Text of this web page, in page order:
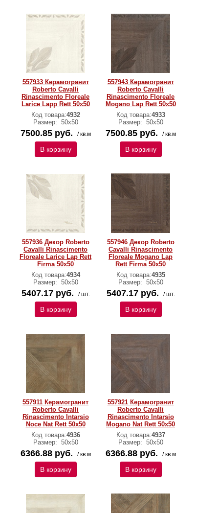
557933 Керамогранит
Roberto Cavalli
Rinascimento Floreale
Larice Lapp Rett 50x50
Код товара:4932
Размер: 50x50
7500.85 руб. / кв.м
В корзину
557943 Керамогранит
Roberto Cavalli
Rinascimento Floreale
Mogano Lаp Rett 50х50
Код товара:4933
Размер: 50x50
7500.85 руб. / кв.м
В корзину
557936 Декор Roberto
Cavalli Rinascimento
Floreale Larice Lap Rett
Firma 50x50
Код товара:4934
Размер: 50x50
5407.17 руб. / шт.
В корзину
557946 Декор Roberto
Cavalli Rinascimento
Floreale Mogano Lap
Rett Firma 50x50
Код товара:4935
Размер: 50x50
5407.17 руб. / шт.
В корзину
557911 Керамогранит
Roberto Cavalli
Rinascimento Intarsio
Noce Nat Rett 50x50
Код товара:4936
Размер: 50x50
6366.88 руб. / кв.м
В корзину
557921 Керамогранит
Roberto Cavalli
Rinascimento Intarsio
Mogano Nat Rett 50x50
Код товара:4937
Размер: 50x50
6366.88 руб. / кв.м
В корзину